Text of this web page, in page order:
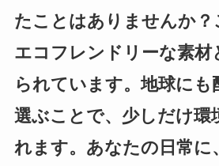
たことはありませんか？
エコフレンドリーな素材
られています。地球にも
選ぶことで、少しだけ環
れます。あなたの日常に